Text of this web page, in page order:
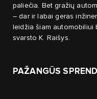
paliečia. Bet gražių
– dar ir labai geras
leidžia šiam automobiliui
svarsto K. Raišys.
PAŽANGŪS